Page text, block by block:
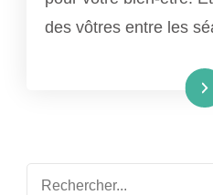
des vôtres entre les
Lire la suite
Recherche